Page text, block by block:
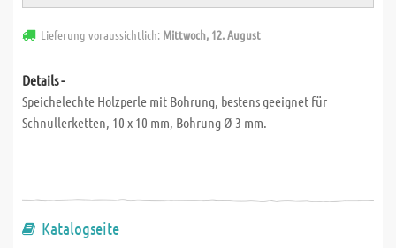
Lieferung voraussichtlich: Mittwoch, 12. August
Details -
Speichelechte Holzperle mit Bohrung, bestens geeignet für
Schnullerketten, 10 x 10 mm, Bohrung Ø 3 mm.
Katalogseite